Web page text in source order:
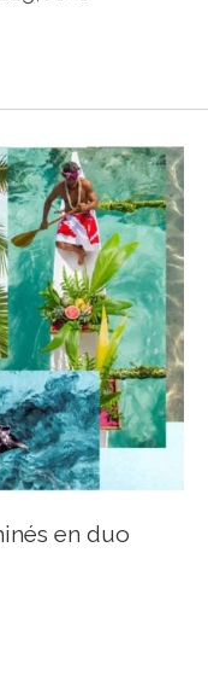
en duo